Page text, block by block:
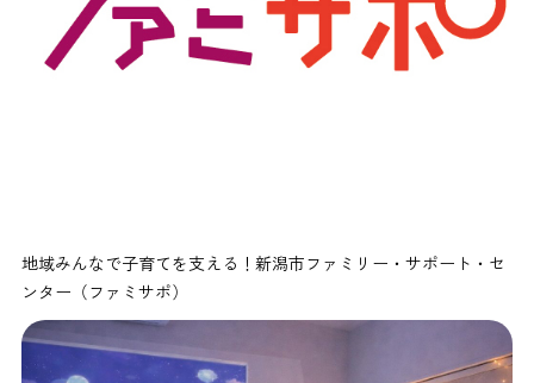
地域みんなで子育てを支える！新潟市ファミリー・サポート・セ
ンター（ファミサポ）